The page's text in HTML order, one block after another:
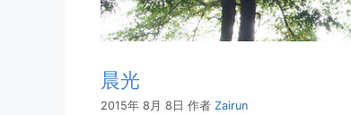
晨光
2015年 8月 8日 作者 Zairun